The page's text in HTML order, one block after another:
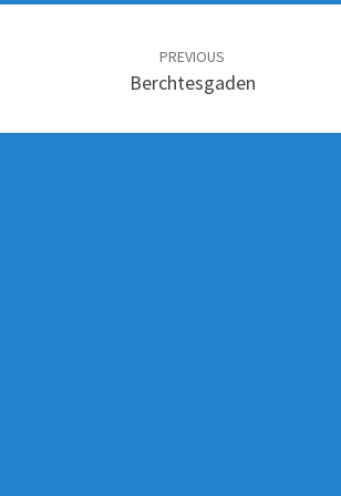
PREVIOUS
Berchtesgaden